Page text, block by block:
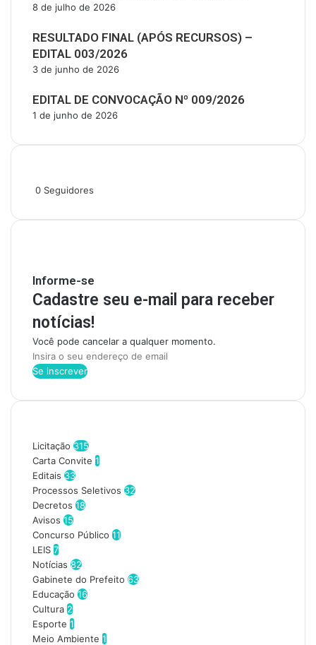
8 de julho de 2026
RESULTADO FINAL (APÓS RECURSOS) –
EDITAL 003/2026
3 de junho de 2026
EDITAL DE CONVOCAÇÃO Nº 009/2026
1 de junho de 2026
0 Seguidores
Informe-se
Cadastre seu e-mail para receber
notícias!
Você pode cancelar a qualquer momento.
I
n
i
o
s
e
u
e
n
d
e
r
e
ç
o
d
e
Licitação 315
Carta Convite 1
Editais 33
Processos Seletivos 32
Decretos 18
Avisos 15
Concurso Público 11
LEIS 7
Notícias 82
Gabinete do Prefeito 63
Educação 16
Cultura 2
Esporte 1
Meio Ambiente 1